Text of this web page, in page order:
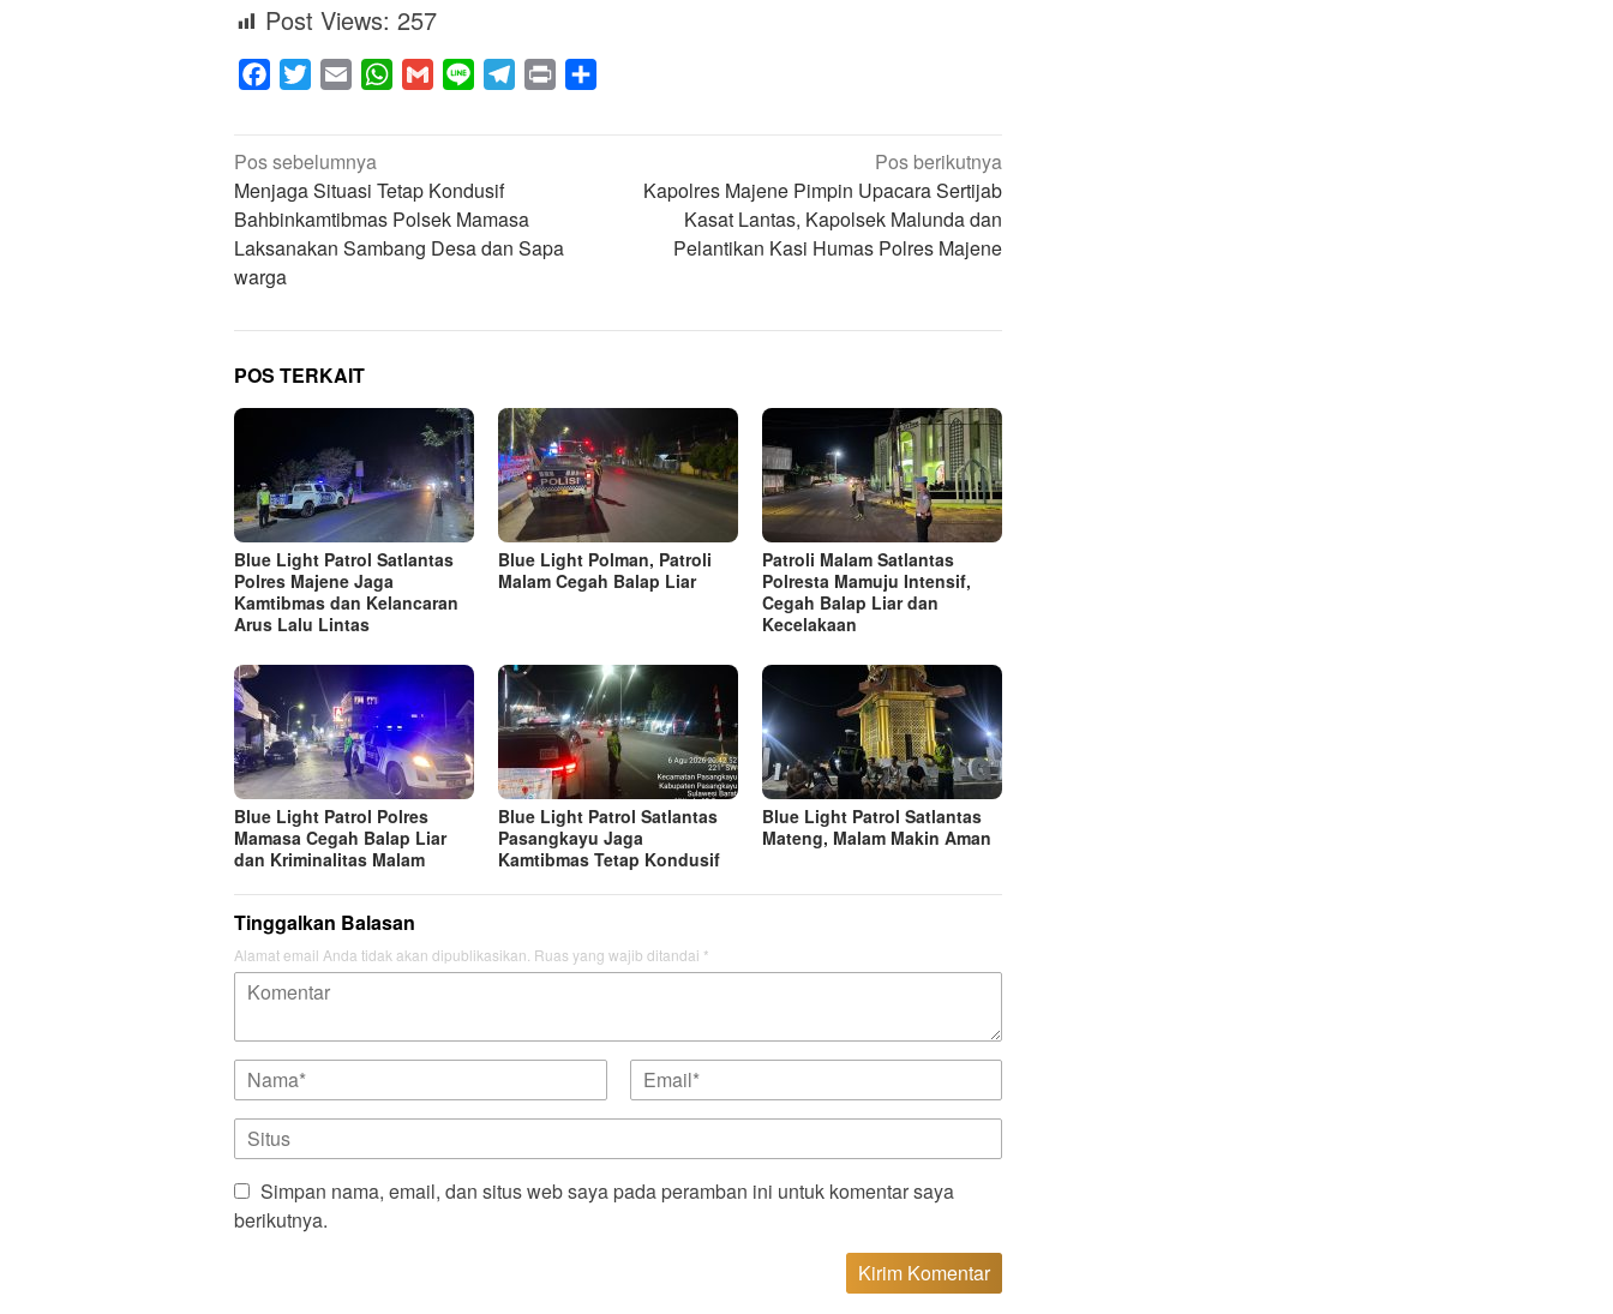
Post Views: 257
Facebook
Twitter Email WhatsApp
Gmail Line Telegram
Print
Navigasi
pos
Pos sebelumnya
Menjaga Situasi Tetap Kondusif
Bahbinkamtibmas Polsek Mamasa
Laksanakan Sambang Desa dan Sapa
warga
Pos berikutnya
Kapolres Majene Pimpin Upacara Sertijab
Kasat Lantas, Kapolsek Malunda dan
Pelantikan Kasi Humas Polres Majene
POS TERKAIT
Blue Light Patrol Satlantas
Polres Majene Jaga
Kamtibmas dan Kelancaran
Arus Lalu Lintas
Blue Light Polman, Patroli
Malam Cegah Balap Liar
Patroli Malam Satlantas
Polresta Mamuju Intensif,
Cegah Balap Liar dan
Kecelakaan
Blue Light Patrol Polres
Mamasa Cegah Balap Liar
dan Kriminalitas Malam
Blue Light Patrol Satlantas
Pasangkayu Jaga
Kamtibmas Tetap Kondusif
Blue Light Patrol Satlantas
Mateng, Malam Makin Aman
Tinggalkan Balasan
Alamat email Anda tidak akan dipublikasikan. Ruas yang wajib ditandai *
Simpan nama, email, dan situs web saya pada peramban ini untuk komentar saya
berikutnya.